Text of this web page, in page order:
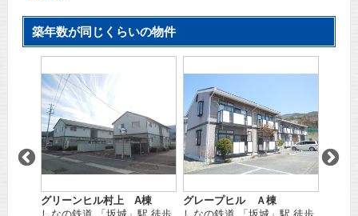
築年数が同じくらいの物件
グリーンヒル村上 A棟 グレープヒル Ａ棟